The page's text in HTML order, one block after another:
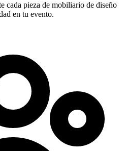
cada pieza de mobiliario de diseño
en tu evento.